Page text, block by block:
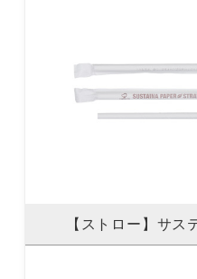
【ストロー】サス